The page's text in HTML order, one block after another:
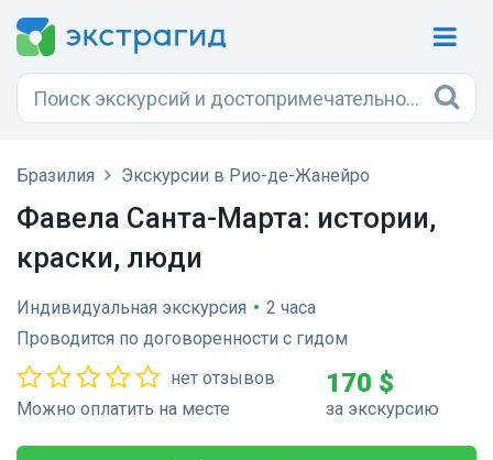
Бразилия Экскурсии в Рио-де-Жанейро
Фавела Санта-Марта: истории,
краски, люди
Индивидуальная экскурсия • 2 часа
Проводится по договоренности с гидом
нет отзывов
Можно оплатить на месте
170 $
за экскурсию